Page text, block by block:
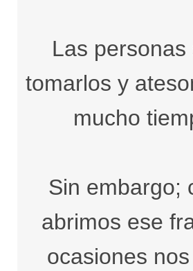
Las personas
tomarlos y
mucho
Sin embargo;
abrimos ese
ocasiones